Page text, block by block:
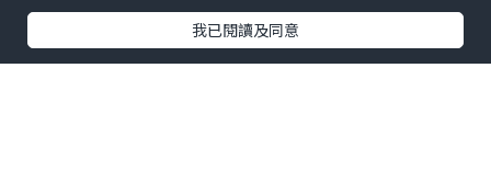
我已閱讀及同意